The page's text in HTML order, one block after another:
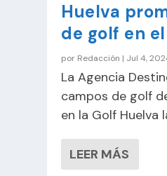
Huelva
de golf en
por Redacción | Jul 4,
La Agencia
campos de golf
en la Golf Huelva
LEER MÁS